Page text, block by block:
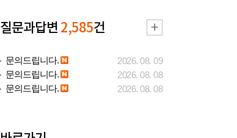
질문과답변 2,585건
문의드립니다.
2026. 08. 09
문의드립니다.
2026. 08. 08
문의드립니다.
2026. 08. 08